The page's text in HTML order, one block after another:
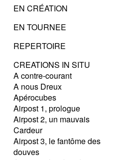
EN CRÉATION
EN TOURNEE
REPERTOIRE
CREATIONS IN SITU
A contre-courant
A nous Dreux
Apérocubes
Airpost 1, prologue
Airpost 2, un mauvais
Cardeur
Airpost 3, le fantôme des
douves